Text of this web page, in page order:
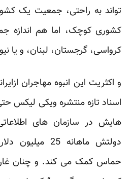
تواند به راحتی، جمعیت یک
کشوری کوچک، اما هم اندازه
کرواسی، گرجستان، لبنان، و یا
و اکثریت این انبوه مهاجران
اسناد تازه منتشره ویکی لیکس
هایش در سازمان های
دولتش ماهانه
حماس کمک می کند. و چنان